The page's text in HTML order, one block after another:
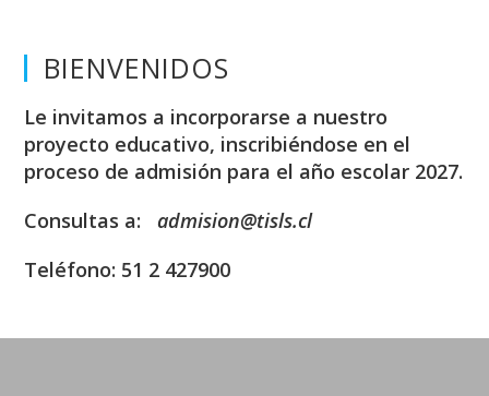
BIENVENIDOS
Le invitamos a incorporarse a nuestro
proyecto educativo, inscribiéndose en el
proceso de admisión para el año escolar 2027.
Consultas a:admision@tisls.cl
Teléfono: 51 2 427900